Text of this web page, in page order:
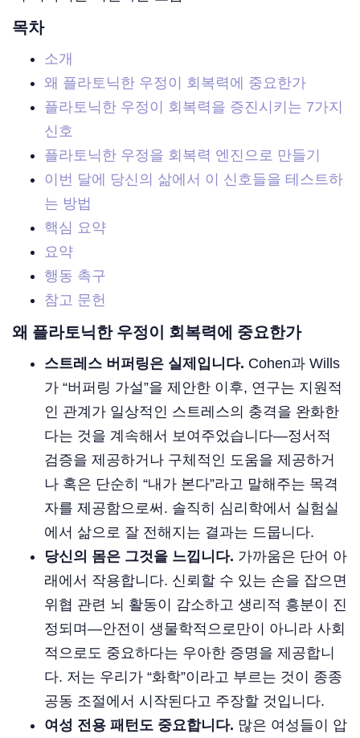
목차
소개
왜 플라토닉한 우정이 회복력에 중요한가
플라토닉한 우정이 회복력을 증진시키는 7가지
신호
플라토닉한 우정을 회복력 엔진으로 만들기
이번 달에 당신의 삶에서 이 신호들을 테스트하
는 방법
핵심 요약
요약
행동 촉구
참고 문헌
왜 플라토닉한 우정이 회복력에 중요한가
스트레스 버퍼링은 실제입니다. Cohen과 Wills
가 “버퍼링 가설”을 제안한 이후, 연구는 지원적
인 관계가 일상적인 스트레스의 충격을 완화한
다는 것을 계속해서 보여주었습니다—정서적
검증을 제공하거나 구체적인 도움을 제공하거
나 혹은 단순히 “내가 본다”라고 말해주는 목격
자를 제공함으로써. 솔직히 심리학에서 실험실
에서 삶으로 잘 전해지는 결과는 드뭅니다.
당신의 몸은 그것을 느낍니다. 가까움은 단어 아
래에서 작용합니다. 신뢰할 수 있는 손을 잡으면
위협 관련 뇌 활동이 감소하고 생리적 흥분이 진
정되며—안전이 생물학적으로만이 아니라 사회
적으로도 중요하다는 우아한 증명을 제공합니
다. 저는 우리가 “화학”이라고 부르는 것이 종종
공동 조절에서 시작된다고 주장할 것입니다.
여성 전용 패턴도 중요합니다. 많은 여성들이 압